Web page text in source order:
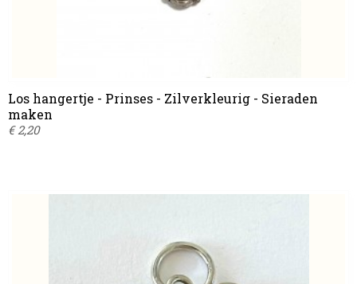
Los hangertje - Prinses - Zilverkleurig - Sieraden
maken
€ 2,20